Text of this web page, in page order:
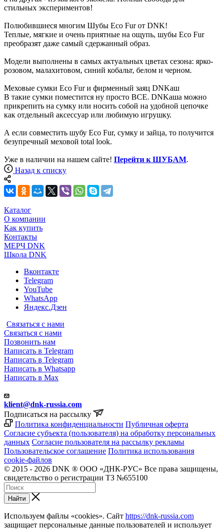
стильных экспериментов!
Полюбившиеся многим Шубы Eco Fur от DNK!
Теплые, мягкие и очень приятные на ощупь, шубы Eco Fur
преобразят даже самый сдержанный образ.
Модели выполнены в самых актуальных цветах сезона: ярко-
розовом, малахитовом, синий кобальт, белом и черном.
Меховые сумки Eco Fur и фирменный заяц DNKаш
В такие сумки поместится ну просто ВСЕ. DNKаша можно
прикрепить на сумку или носить собой на удобной цепочке
как отдельный аксессуар или любимую игрушку.
А если совместить шубу Eco Fur, сумку и зайца, то получится
безупречный меховой total look.
Уже в наличии на нашем сайте! Перейти к ШУБАМ.
Назад к списку
Каталог
О компании
Как купить
Контакты
МЕРЧ DNK
Школа DNK
Вконтакте
Telegram
YouTube
WhatsApp
Яндекс.Дзен
Связаться с нами
Связаться с нами
Позвонить нам
Написать в Telegram
Написать в Telegram
Написать в Whatsapp
Написать в Max
klient@dnk-russia.com
Подписаться на рассылку
Политика конфиденциальности Публичная оферта
Согласие субъекта (пользователя) на обработку персональных
данных Согласие пользователя на рассылку рекламы
Пользовательское соглашение Политика использования
cookie-файлов
© 2015 - 2026 DNK ® ООО «ДНК-РУС» Все права защищены,
свидетельство о регистрации ТЗ №655100
Найти
Используем файлы «cookies». Сайт https://dnk-russia.com
защищает персональные данные пользователей и использует